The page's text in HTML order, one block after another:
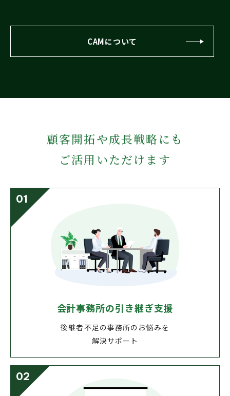
CAMについて
顧客開拓や成長戦略にも
ご活用いただけます
01
会計事務所の引き継ぎ⽀援
後継者不⾜の事務所のお悩みを
解決サポート
02